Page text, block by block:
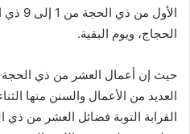
الأول
الحجاج، ويوم البقية.
حيث إن أعمال العشر من ذي
العديد من الأعمال والسنن منها
القرابة التوبة فضائل العشر من